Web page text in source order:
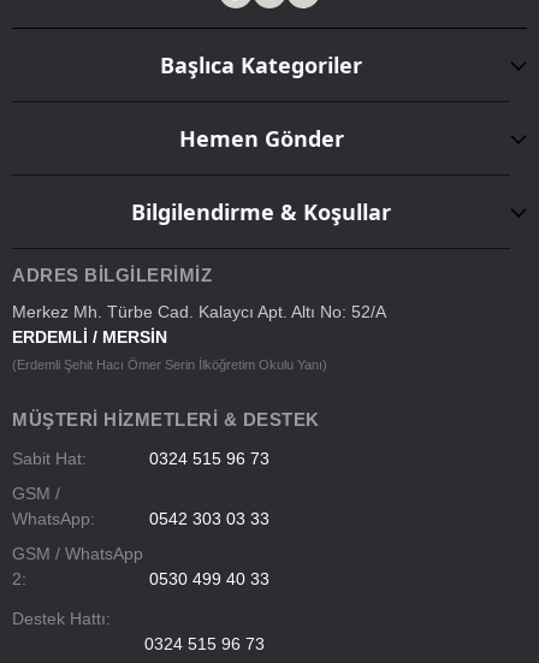
Başlıca Kategoriler
Hemen Gönder
Bilgilendirme & Koşullar
ADRES BILGILERIMIZ
Merkez Mh. Türbe Cad. Kalaycı Apt. Altı No: 52/A
ERDEMLİ / MERSİN
(Erdemli Şehit Hacı Ömer Serin İlköğretim Okulu Yanı)
MÜŞTERI HIZMETLERI & DESTEK
Sabit Hat:
0324 515 96 73
GSM /
WhatsApp:
0542 303 03 33
GSM / WhatsApp
2:
0530 499 40 33
Destek Hattı:
0324 515 96 73